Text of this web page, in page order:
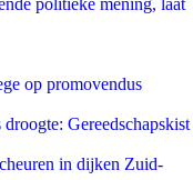
politieke mening, laat
op promovendus
Gereedschapskist
in dijken Zuid-